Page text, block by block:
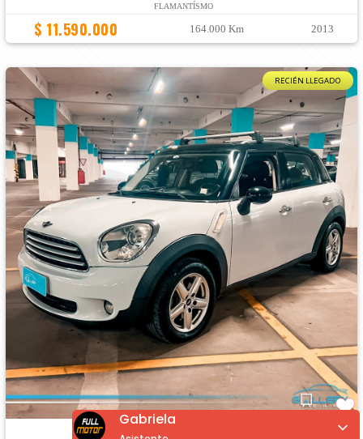
FLAMANTÍSMO
$ 11.590.000 164.000 Km 2013
RECIÉN LLEGADO
MINI COUNTRYMAN
Gabriela